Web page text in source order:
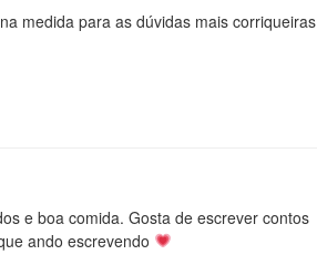
medida para as dúvidas mais corriqueiras
e boa comida. Gosta de escrever contos
ando escrevendo